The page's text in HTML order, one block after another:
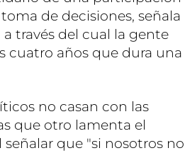
de decisiones, señala
través del cual la gente
cuatro años que dura una
no casan con las
que otro lamenta el
que "si nosotros no